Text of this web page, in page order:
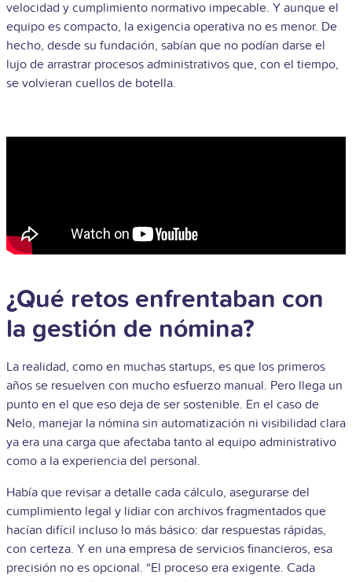
velocidad y cumplimiento normativo impecable. Y aunque el
equipo es compacto, la exigencia operativa no es menor. De
hecho, desde su fundación, sabían que no podían darse el
lujo de arrastrar procesos administrativos que, con el tiempo,
se volvieran cuellos de botella.
¿Qué retos enfrentaban con
la gestión de nómina?
La realidad, como en muchas startups, es que los primeros
años se resuelven con mucho esfuerzo manual. Pero llega un
punto en el que eso deja de ser sostenible. En el caso de
Nelo, manejar la nómina sin automatización ni visibilidad clara
ya era una carga que afectaba tanto al equipo administrativo
como a la experiencia del personal.
Había que revisar a detalle cada cálculo, asegurarse del
cumplimiento legal y lidiar con archivos fragmentados que
hacían difícil incluso lo más básico: dar respuestas rápidas,
con certeza. Y en una empresa de servicios financieros, esa
precisión no es opcional. “El proceso era exigente. Cada